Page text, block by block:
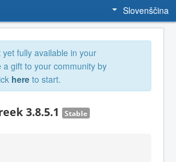
Slovenščina
fully available in your
a gift to your community by
here to start.
3.8.5.1 Stable